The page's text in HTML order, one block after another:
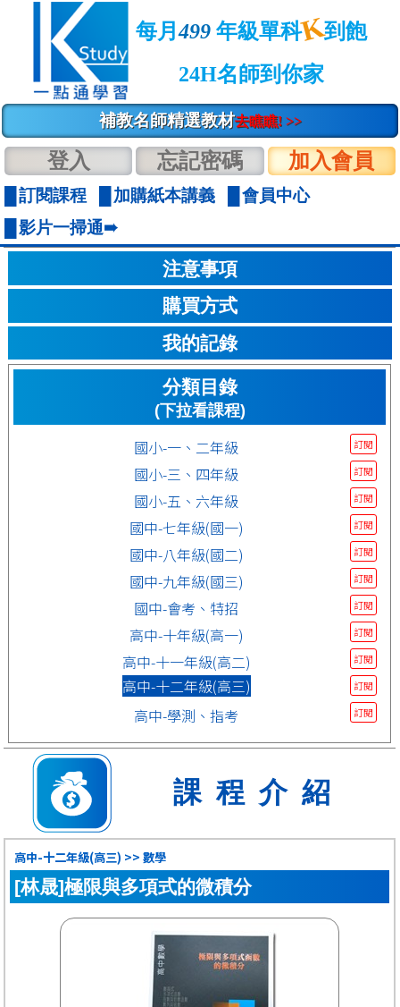
每月499年級單科K到飽
24H名師到你家
補教名師精選教材去瞧瞧! >>
登入 忘記密碼 加入會員
訂閱課程 加購紙本講義
會員中心
影片一掃通➠
注意事項
購買方式
我的記錄
分類目錄
(下拉看課程)
國小-一、二年級 訂閱
國小-三、四年級 訂閱
國小-五、六年級 訂閱
國中-七年級(國一) 訂閱
國中-八年級(國二) 訂閱
國中-九年級(國三) 訂閱
國中-會考、特招 訂閱
高中-十年級(高一) 訂閱
高中-十一年級(高二) 訂閱
高中-十二年級(高三) 訂閱
高中-學測、指考 訂閱
課程介紹
高中-十二年級(高三) >> 數學
[林晟]極限與多項式的微積分